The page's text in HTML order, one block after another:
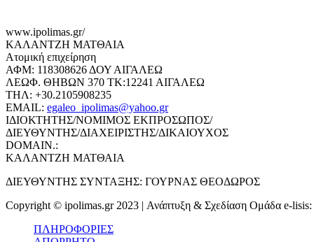
www.ipolimas.gr/
ΚΑΛΑΝΤΖΗ ΜΑΤΘΑΙΑ
Ατομική επιχείρηση
ΑΦΜ: 118308626 ΔΟΥ ΑΙΓΑΛΕΩ
ΛΕΩΦ. ΘΗΒΩΝ 370 ΤΚ:12241 ΑΙΓΑΛΕΩ
ΤΗΛ: +30.2105908235
EMAIL: egaleo_ipolimas@yahoo.gr
ΙΔΙΟΚΤΗΤΗΣ/ΝΟΜΙΜΟΣ ΕΚΠΡΟΣΩΠΟΣ/
ΔΙΕΥΘΥΝΤΗΣ/ΔΙΑΧΕΙΡΙΣΤΗΣ/ΔΙΚΑΙΟΥΧΟΣ
DOMAIN.:
ΚΑΛΑΝΤΖΗ ΜΑΤΘΑΙΑ
ΔΙΕΥΘΥΝΤΗΣ ΣΥΝΤΑΞΗΣ: ΓΟΥΡΝΑΣ ΘΕΟΔΩΡΟΣ
Copyright © ipolimas.gr 2023 | Ανάπτυξη & Σχεδίαση Ομάδα e-lisis:
ΠΛΗΡΟΦΟΡΙΕΣ